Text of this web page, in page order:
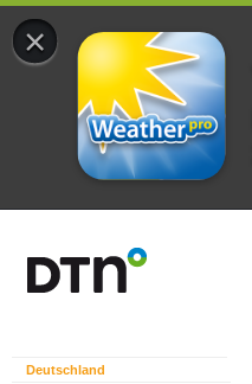
×
Deutschland